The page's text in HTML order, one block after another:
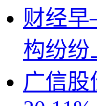
财经
构纷纷
广信股